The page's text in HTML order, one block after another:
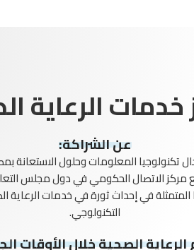
خدمات الرعاية
عن الشراكة:
تكنولوجيا المعلومات وحلول الاستعانة
مركز الاتصال الحكومي في دول مجلس
في إحداث ثورة في خدمات الرعاية
التكنولوجي.
الصحية خلال الأوقات